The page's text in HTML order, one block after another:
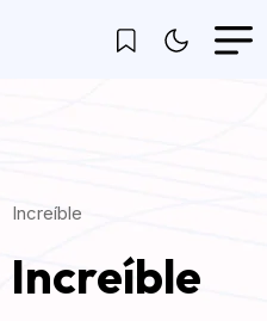
Increíble
Increíble